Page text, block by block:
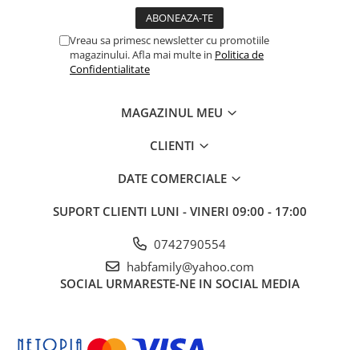
Vreau sa primesc newsletter cu promotiile
magazinului. Afla mai multe in Politica de
Confidentialitate
MAGAZINUL MEU
CLIENTI
DATE COMERCIALE
SUPORT CLIENTI LUNI - VINERI 09:00 - 17:00
0742790554
habfamily@yahoo.com
SOCIAL URMARESTE-NE IN SOCIAL MEDIA